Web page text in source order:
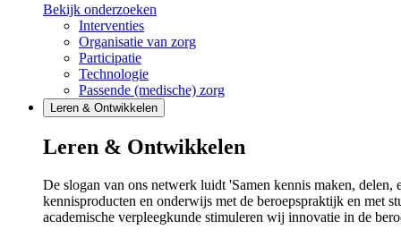
Bekijk onderzoeken
Interventies
Organisatie van zorg
Participatie
Technologie
Passende (medische) zorg
Leren & Ontwikkelen
Leren & Ontwikkelen
De slogan van ons netwerk luidt 'Samen kennis maken,
kennisproducten en onderwijs met de beroepspraktijk en met
academische verpleegkunde stimuleren wij innovatie in de